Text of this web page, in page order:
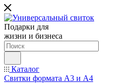
Подарки для
жизни и бизнеса
Каталог
Свитки формата А3 и А4